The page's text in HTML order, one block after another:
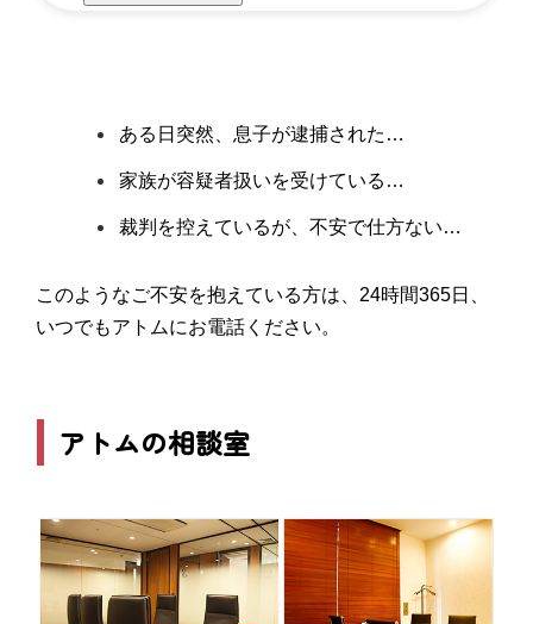
ある日突然、息子が逮捕された…
家族が容疑者扱いを受けている…
裁判を控えているが、不安で仕方ない…
このようなご不安を抱えている方は、24時間365日、
いつでもアトムにお電話ください。
アトムの相談室